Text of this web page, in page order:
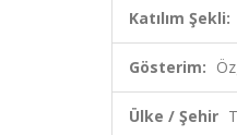
Katılım Şekli:
Gösterim:
Ülke / Şehir